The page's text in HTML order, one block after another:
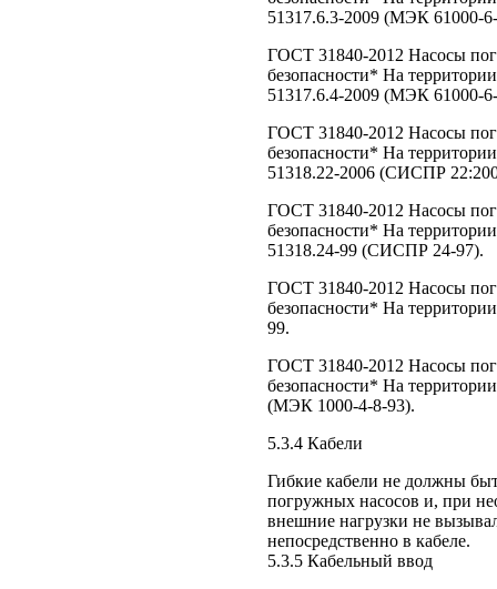
51317.6.3-2009 (МЭК 61000-
ГОСТ 31840-2012 Насосы
безопасности* На
51317.6.4-2009 (МЭК 61000-
ГОСТ 31840-2012 Насосы
безопасности* На
51318.22-2006 (СИСПР
ГОСТ 31840-2012 Насосы
безопасности* На
51318.24-99 (СИСПР 24-97).
ГОСТ 31840-2012 Насосы
безопасности* На
99.
ГОСТ 31840-2012 Насосы
безопасности* На
(МЭК 1000-4-8-93).
5.3.4 Кабели
Гибкие кабели не должны
погружных насосов и, при
внешние нагрузки не
непосредственно в кабеле.
5.3.5 Кабельный ввод